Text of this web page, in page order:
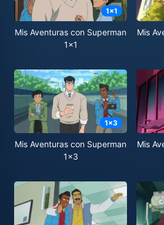
1x1
Mis Aventuras con Superman
1x1
Mis
1x3
Mis Aventuras con Superman
1x3
Mis